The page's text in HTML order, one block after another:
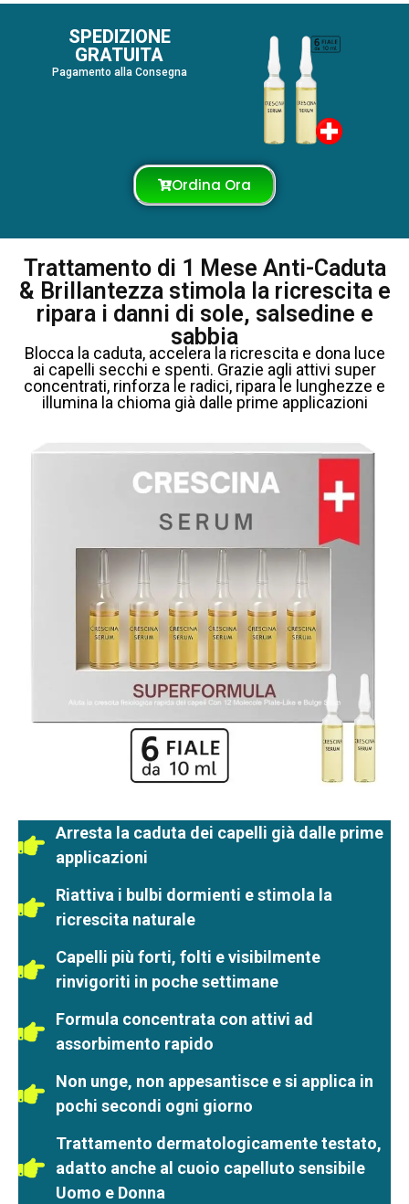
SPEDIZIONE
GRATUITA
Pagamento alla Consegna
Ordina Ora
Trattamento di 1 Mese Anti-Caduta
& Brillantezza stimola la ricrescita e
ripara i danni di sole, salsedine e
sabbia
Blocca la caduta, accelera la ricrescita e dona luce
ai capelli secchi e spenti. Grazie agli attivi super
concentrati, rinforza le radici, ripara le lunghezze e
illumina la chioma già dalle prime applicazioni
Arresta la caduta dei capelli già dalle prime
applicazioni
Riattiva i bulbi dormienti e stimola la
ricrescita naturale
Capelli più forti, folti e visibilmente
rinvigoriti in poche settimane
Formula concentrata con attivi ad
assorbimento rapido
Non unge, non appesantisce e si applica in
pochi secondi ogni giorno
Trattamento dermatologicamente testato,
adatto anche al cuoio capelluto sensibile
Uomo e Donna